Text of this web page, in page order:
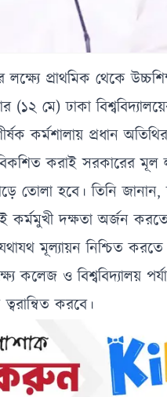
প্রাথমিক থেকে
মে) ঢাকা
কর্মশালায় প্রধান
বিকশিত করাই সরকারের
তোলা হবে। তিনি জানান,
কর্মমুখী দক্ষতা অর্জন
মূল্যায়ন নিশ্চিত
ও বিশ্ববিদ্যালয়
করবে।